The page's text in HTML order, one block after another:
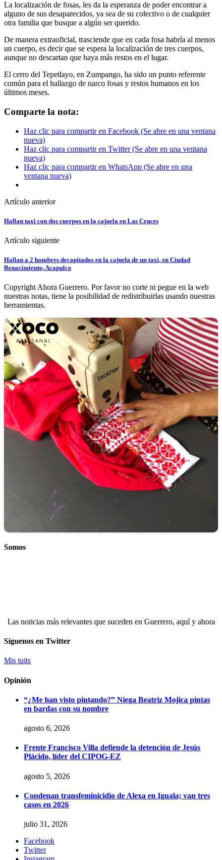
La localización de fosas, les da la esperanza de poder encontrar a
alguno de sus desaparecidos, ya sea de su colectivo o de cualquier
otra familia que busque a algún ser querido.
De manera extraoficial, trasciende que en cada fosa habría al menos
un cuerpo, es decir que se espera la localización de tres cuerpos,
aunque no descartan que haya más restos en el lugar.
El cerro del Tepetlayo, en Zumpango, ha sido un punto referente
común para el hallazgo de narco fosas y restos humanos en los
últimos meses.
Comparte la nota:
Haz clic para compartir en Facebook (Se abre en una ventana
nueva)
Haz clic para compartir en Twitter (Se abre en una ventana
nueva)
Haz clic para compartir en WhatsApp (Se abre en una
ventana nueva)
Artículo anterior
Hallan taxi con dos cuerpos en la cajuela en Las Cruces
Artículo siguiente
Hallan a 2 hombres decapitados en la cajuela de un taxi, en Ciudad
Renacimiento, Acapulco
Copyright Ahora Guerrero. Por favor no corte ni pegue en la web
nuestras notas, tiene la posibilidad de redistribuirlas usando nuestras
herramientas.
Somos
Las noticias más relevantes que suceden en Guerrero, aquí y ahora
Síguenos en Twitter
Mis tuits
Opinión
“¿Me han visto pintando?” Niega Beatriz Mojica pintas
en bardas con su nombre
agosto 6, 2026
Frente Francisco Villa defiende la detención de Jesús
Plácido, líder del CIPOG-EZ
agosto 5, 2026
Condenan transfeminicidio de Alexa en Iguala; van tres
casos en 2026
julio 31, 2026
Facebook
Twitter